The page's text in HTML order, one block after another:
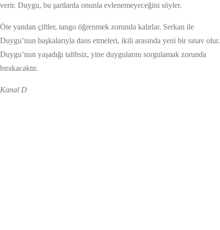
verir. Duygu, bu şartlarda onunla evlenemeyeceğini söyler.
Öte yandan çiftler, tango öğrenmek zorunda kalırlar. Serkan ile
Duygu’nun başkalarıyla dans etmeleri, ikili arasında yeni bir sınav olur.
Duygu’nun yaşadığı talihsiz, yine duygularını sorgulamak zorunda
bırakacaktır.
Kanal D